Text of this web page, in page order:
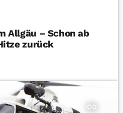
Allgäu – Schon ab
zurück
insert_link